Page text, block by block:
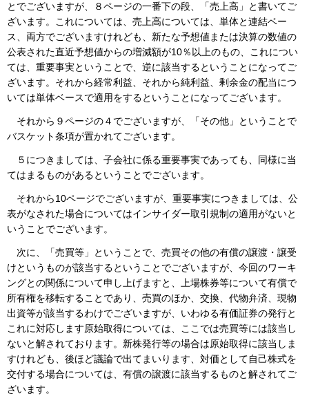
とでございますが、８ページの一番下の段、「売上高」と書いてご
ざいます。これについては、売上高については、単体と連結ベー
ス、両方でございますけれども、新たな予想値または決算の数値の
公表された直近予想値からの増減額が10％以上のもの、これについ
ては、重要事実ということで、逆に該当するということになってご
ざいます。それから経常利益、それから純利益、剰余金の配当につ
いては単体ベースで適用をするということになってございます。
それから９ページの４でございますが、「その他」ということで
バスケット条項が置かれてございます。
５につきましては、子会社に係る重要事実であっても、同様に当
てはまるものがあるということでございます。
それから10ページでございますが、重要事実につきましては、公
表がなされた場合についてはインサイダー取引規制の適用がないと
いうことでございます。
次に、「売買等」ということで、売買その他の有償の譲渡・譲受
けというものが該当するということでございますが、今回のワーキ
ングとの関係について申し上げますと、上場株券等について有償で
所有権を移転することであり、売買のほか、交換、代物弁済、現物
出資等が該当するわけでございますが、いわゆる有価証券の発行と
これに対応します原始取得については、ここでは売買等には該当し
ないと解されております。新株発行等の場合は原始取得に該当しま
すけれども、後ほど議論で出てまいります、対価として自己株式を
交付する場合については、有償の譲渡に該当するものと解されてご
ざいます。